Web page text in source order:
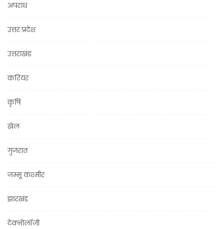
अपराध
उत्तर प्रदेश
उत्तराखंड
करियर
कृषि
खेल
गुजरात
जम्मू कश्मीर
झारखंड
टेक्नोलॉजी